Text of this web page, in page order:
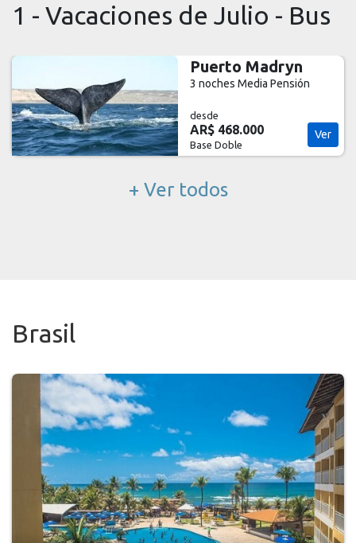
1 - Vacaciones de Julio - Bus
Puerto Madryn
3 noches Media Pensión
desde
AR$ 468.000
Base Doble
Ver
+ Ver todos
Brasil